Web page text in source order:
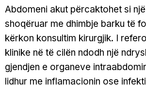
Abdomeni akut përcaktohet si
shoqëruar me dhimbje barku të
kërkon konsultim kirurgjik. I
klinike në të cilën ndodh një
gjendjen e organeve
lidhur me inflamacionin ose